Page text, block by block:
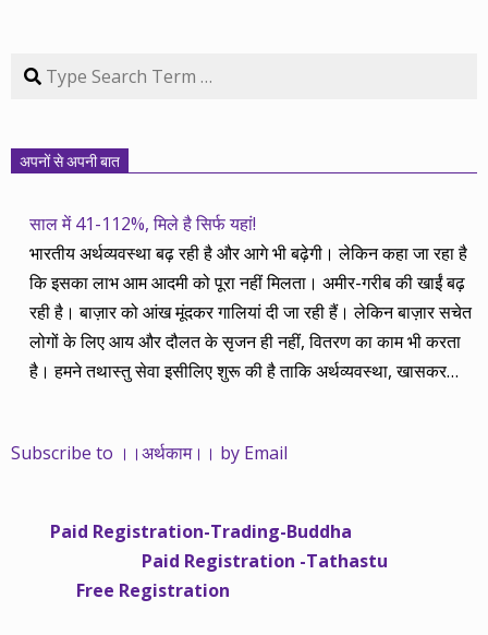
Search
अपनों से अपनी बात
साल में 41-112%, मिले है सिर्फ यहां!
भारतीय अर्थव्यवस्था बढ़ रही है और आगे भी बढ़ेगी। लेकिन कहा जा रहा है
कि इसका लाभ आम आदमी को पूरा नहीं मिलता। अमीर-गरीब की खाईं बढ़
रही है। बाज़ार को आंख मूंदकर गालियां दी जा रही हैं। लेकिन बाज़ार सचेत
लोगों के लिए आय और दौलत के सृजन ही नहीं, वितरण का काम भी करता
है। हमने तथास्तु सेवा इसीलिए शुरू की है ताकि अर्थव्यवस्था, खासकर
महंगाई की दर 10 प्रतिशत से ऊपर रहती है। वे भागकर जाते हैं सोने और
साढ़े चार सालों से अर्थकाम से जुड़े हैं, वे हमारी ईमानदारी और सत्यनिष्ठा से
भलीभांति वाकिफ हैं। शुरू में हम भी कच्चे थे तो बाज़ार के उस्तादों के जाल
में फंस गए। गलतियां कीं। लेकिन जैसे ही समझ में आया, खटाक से उनसे
Subscribe to ।।अर्थकाम।। by Email
Paid Registration-Trading-Buddha
Paid Registration -Tathastu
Free Registration